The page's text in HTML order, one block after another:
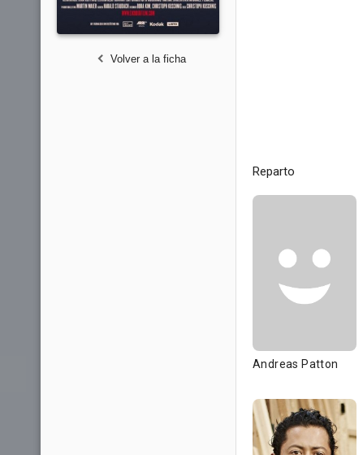
Volver a la ficha
Reparto
Andreas Patton